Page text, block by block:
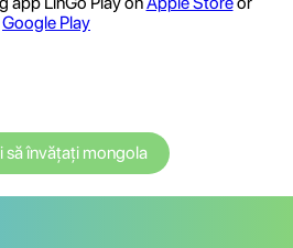
Google Play
să învățați mongola